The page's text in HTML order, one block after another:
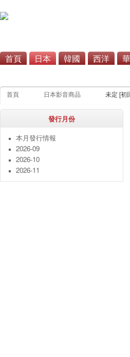
首頁 日本 韓國 西洋
首頁 日本影音商品 未定 [初
發行月份
本月發行情報
2026-09
2026-10
2026-11